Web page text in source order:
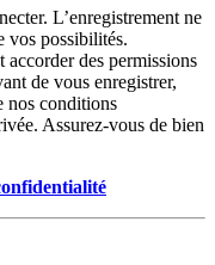
L’enregistrement ne
vos possibilités.
des permissions
de vous enregistrer,
nos conditions
Assurez-vous de bien